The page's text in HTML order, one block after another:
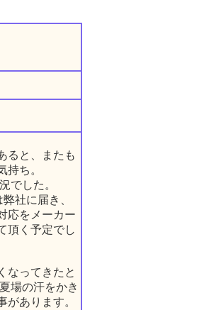
ると、またも
ち。
でした。
社に届き、
応をメーカー
頂く予定でし
なってきたと
場の汗をかき
あります。